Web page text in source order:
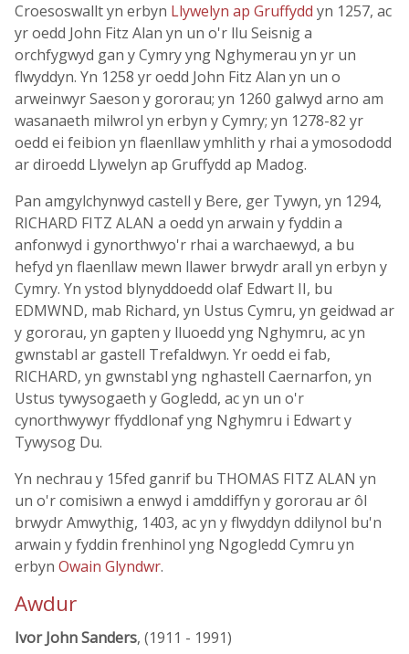
Croesoswallt yn erbyn Llywelyn ap Gruffydd yn 1257, ac
yr oedd John Fitz Alan yn un o'r llu Seisnig a
orchfygwyd gan y Cymry yng Nghymerau yn yr un
flwyddyn. Yn 1258 yr oedd John Fitz Alan yn un o
arweinwyr Saeson y gororau; yn 1260 galwyd arno am
wasanaeth milwrol yn erbyn y Cymry; yn 1278-82 yr
oedd ei feibion yn flaenllaw ymhlith y rhai a ymosododd
ar diroedd Llywelyn ap Gruffydd ap Madog.
Pan amgylchynwyd castell y Bere, ger Tywyn, yn 1294,
RICHARD FITZ ALAN a oedd yn arwain y fyddin a
anfonwyd i gynorthwyo'r rhai a warchaewyd, a bu
hefyd yn flaenllaw mewn llawer brwydr arall yn erbyn y
Cymry. Yn ystod blynyddoedd olaf Edwart II, bu
EDMWND, mab Richard, yn Ustus Cymru, yn geidwad ar
y gororau, yn gapten y lluoedd yng Nghymru, ac yn
gwnstabl ar gastell Trefaldwyn. Yr oedd ei fab,
RICHARD, yn gwnstabl yng nghastell Caernarfon, yn
Ustus tywysogaeth y Gogledd, ac yn un o'r
cynorthwywyr ffyddlonaf yng Nghymru i Edwart y
Tywysog Du.
Yn nechrau y 15fed ganrif bu THOMAS FITZ ALAN yn
un o'r comisiwn a enwyd i amddiffyn y gororau ar ôl
brwydr Amwythig, 1403, ac yn y flwyddyn ddilynol bu'n
arwain y fyddin frenhinol yng Ngogledd Cymru yn
erbyn Owain Glyndwr.
Awdur
Ivor John Sanders, (1911 - 1991)